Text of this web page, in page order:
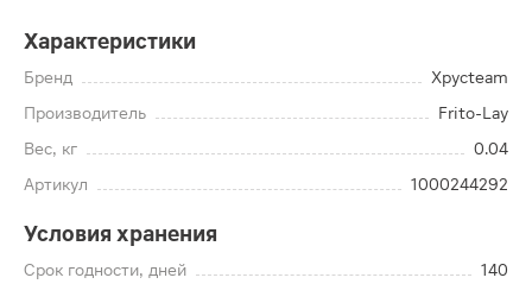
Характеристики
Бренд
Хрусteam
Производитель
Frito-Lay
Вес, кг
0.04
Артикул
1000244292
Условия хранения
Срок годности, дней 140